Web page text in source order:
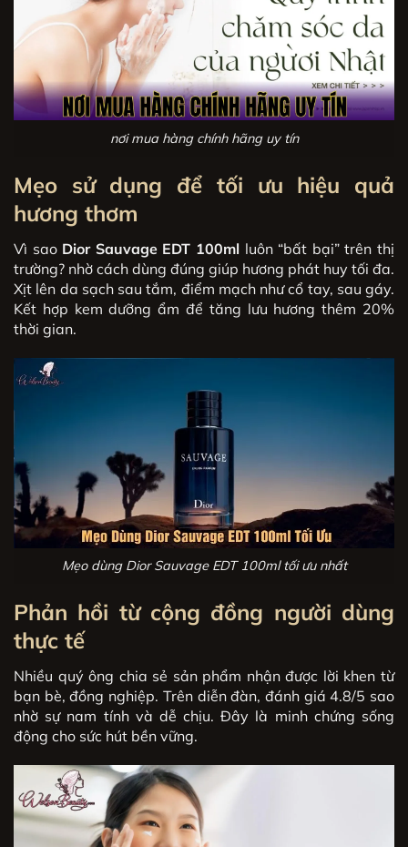
nơi mua hàng chính hãng uy tín
Mẹo sử dụng để tối ưu hiệu quả
hương thơm
Vì sao Dior Sauvage EDT 100ml luôn “bất bại” trên thị
trường? nhờ cách dùng đúng giúp hương phát huy tối đa.
Xịt lên da sạch sau tắm, điểm mạch như cổ tay, sau gáy.
Kết hợp kem dưỡng ẩm để tăng lưu hương thêm 20%
thời gian.
Mẹo dùng Dior Sauvage EDT 100ml tối ưu nhất
Phản hồi từ cộng đồng người dùng
thực tế
Nhiều quý ông chia sẻ sản phẩm nhận được lời khen từ
bạn bè, đồng nghiệp. Trên diễn đàn, đánh giá 4.8/5 sao
nhờ sự nam tính và dễ chịu. Đây là minh chứng sống
động cho sức hút bền vững.